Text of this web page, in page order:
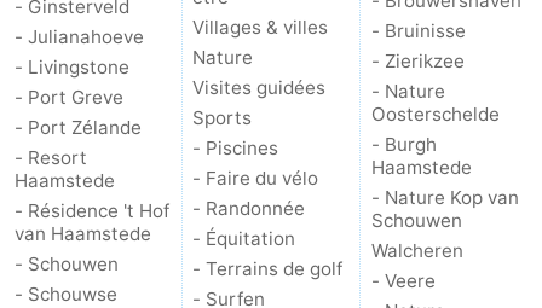
- Ginsterveld
- Julianahoeve
- Livingstone
- Port Greve
- Port Zélande
- Resort
Haamstede
- Résidence 't Hof
van Haamstede
- Schouwen
- Schouwse
Villages & villes
Nature
Visites guidées
Sports
- Piscines
- Faire du vélo
- Randonnée
- Équitation
- Terrains de golf
- Surfen
- Bruinisse
- Zierikzee
- Nature
Oosterschelde
- Burgh
Haamstede
- Nature Kop van
Schouwen
Walcheren
- Veere